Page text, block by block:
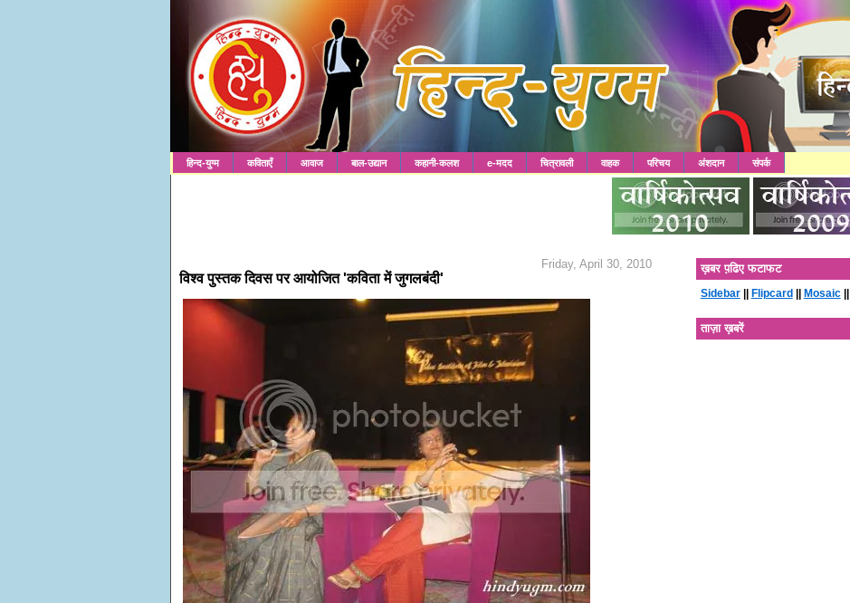
हिन्द-युग्म कविताएँ आवाज बाल-उद्यान कहानी-कलश e-मदद चित्रावली वाहक परिचय अंशदान संपर्क
Friday, April 30, 2010
विश्व पुस्तक दिवस पर आयोजित 'कविता में जुगलबंदी'
ख़बर प़ढिए फटाफट
Sidebar|| Flipcard|| Mosaic||
ताज़ा ख़बरें